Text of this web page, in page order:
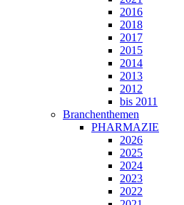
2016
2018
2017
2015
2014
2013
2012
bis 2011
Branchenthemen
PHARMAZIE
2026
2025
2024
2023
2022